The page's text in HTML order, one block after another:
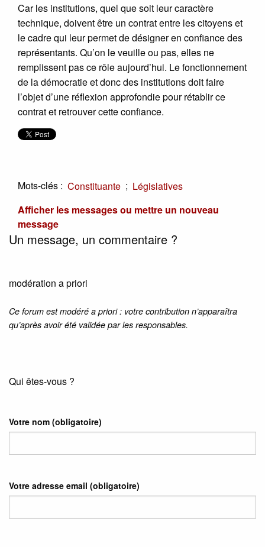
Car les institutions, quel que soit leur caractère
technique, doivent être un contrat entre les citoyens et
le cadre qui leur permet de désigner en confiance des
représentants. Qu’on le veuille ou pas, elles ne
remplissent pas ce rôle aujourd’hui. Le fonctionnement
de la démocratie et donc des institutions doit faire
l’objet d’une réflexion approfondie pour rétablir ce
contrat et retrouver cette confiance.
Mots-clés : Constituante ; Législatives
Afficher les messages ou mettre un nouveau
message
Un message, un commentaire ?
modération a priori
Ce forum est modéré a priori : votre contribution n’apparaîtra
qu’après avoir été validée par les responsables.
Qui êtes-vous ?
Votre nom (obligatoire)
Votre adresse email (obligatoire)